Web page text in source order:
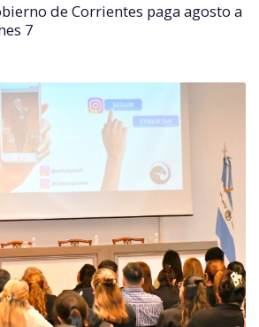
de Corrientes paga agosto a
7